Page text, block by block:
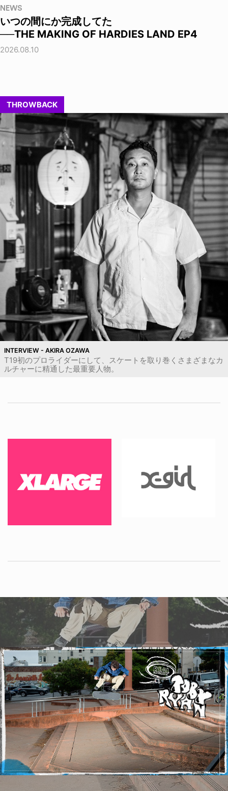
NEWS
いつの間にか完成してた
──THE MAKING OF HARDIES LAND EP4
2026.08.10
THROWBACK
INTERVIEW - AKIRA OZAWA
T19初のプロライダーにして、スケートを取り巻くさまざまなカ
ルチャーに精通した最重要人物。